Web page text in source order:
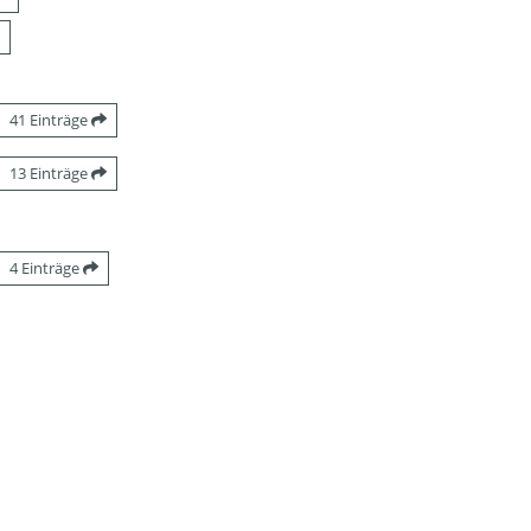
41 Einträge
13 Einträge
4 Einträge